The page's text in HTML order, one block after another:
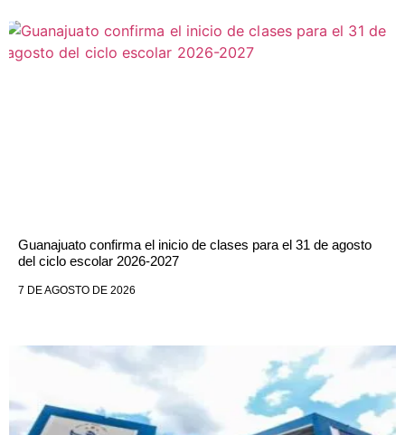
Guanajuato confirma el inicio de clases para el 31 de agosto
del ciclo escolar 2026-2027
7 DE AGOSTO DE 2026